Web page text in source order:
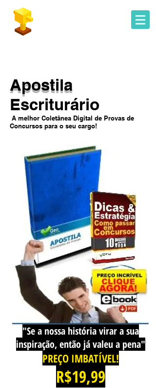
Apostila
Escriturário
A melhor Coletânea Digital de Provas de
Concursos para o seu cargo!
Mensagem da equipe
"Se a nossa história virar a sua
inspiração, então já valeu a pena"
PREÇO IMBATÍVEL!
R$19,99